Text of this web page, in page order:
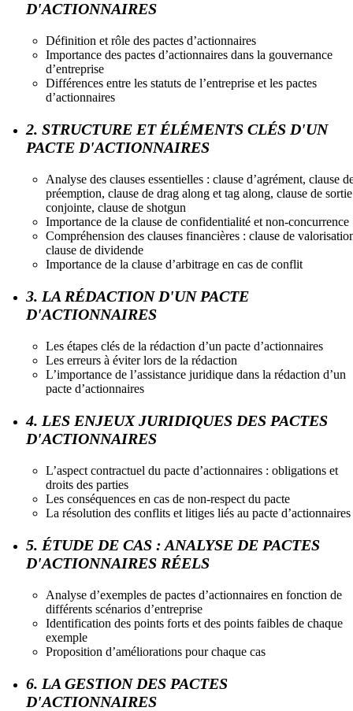
D'ACTIONNAIRES
Définition et rôle des pactes d’actionnaires
Importance des pactes d’actionnaires dans la gouvernance
d’entreprise
Différences entre les statuts de l’entreprise et les pactes
d’actionnaires
2. STRUCTURE ET ÉLÉMENTS CLÉS D'UN
PACTE D'ACTIONNAIRES
Analyse des clauses essentielles : clause d’agrément, clause
préemption, clause de drag along et tag along, clause de sortie
conjointe, clause de shotgun
Importance de la clause de confidentialité et non-concurrence
Compréhension des clauses financières : clause de
clause de dividende
Importance de la clause d’arbitrage en cas de conflit
3. LA RÉDACTION D'UN PACTE
D'ACTIONNAIRES
Les étapes clés de la rédaction d’un pacte d’actionnaires
Les erreurs à éviter lors de la rédaction
L’importance de l’assistance juridique dans la rédaction d’un
pacte d’actionnaires
4. LES ENJEUX JURIDIQUES DES PACTES
D'ACTIONNAIRES
L’aspect contractuel du pacte d’actionnaires : obligations et
droits des parties
Les conséquences en cas de non-respect du pacte
La résolution des conflits et litiges liés au pacte d’actionnaires
5. ÉTUDE DE CAS : ANALYSE DE PACTES
D'ACTIONNAIRES RÉELS
Analyse d’exemples de pactes d’actionnaires en fonction de
différents scénarios d’entreprise
Identification des points forts et des points faibles de chaque
exemple
Proposition d’améliorations pour chaque cas
6. LA GESTION DES PACTES
D'ACTIONNAIRES